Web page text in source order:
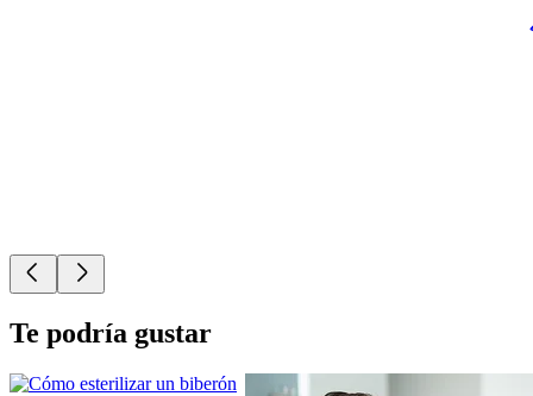
Te podría gustar